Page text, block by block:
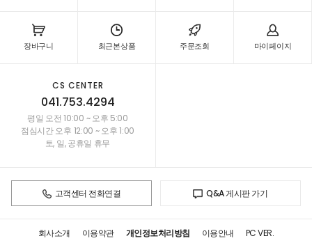
장바구니 최근본상품 주문조회 마이페이지
CS CENTER
041.753.4294
평일 오전 10:00 ~ 오후 5:00
점심시간 오후 12:00 ~ 오후 1:00
토, 일, 공휴일 휴무
고객센터 전화연결 Q&A 게시판 가기
회사소개 이용약관 개인정보처리방침 이용안내 PC VER.